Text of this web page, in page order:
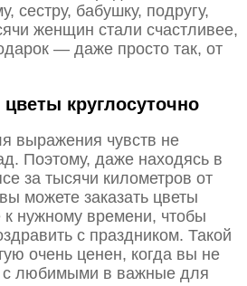
сестру, бабушку, подругу,
женщин стали счастливее,
— даже просто так, от
круглосуточно
выражения чувств не
Поэтому, даже находясь в
за тысячи километров от
можете заказать цветы
к нужному времени, чтобы
с праздником. Такой
очень ценен, когда вы не
с любимыми в важные для